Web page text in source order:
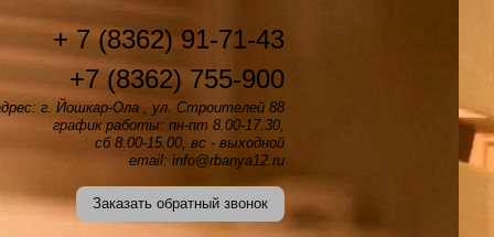
+ 7 (8362) 91-71-43
+7 (8362) 755-900
г. Йошкар-Ола , ул. Строителей 88
график работы: пн-пт 8.00-17.30,
сб 8.00-15.00, вс - выходной
email: info@rbanya12.ru
Заказать обратный звонок